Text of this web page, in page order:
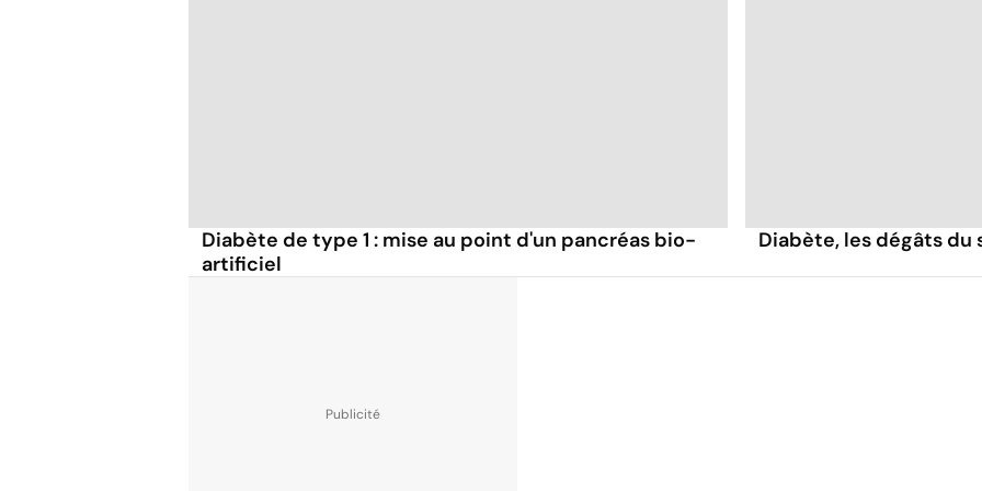
Diabète de type 1 : mise au point d'un pancréas bio-
artificiel
Diabète, les dégâts du